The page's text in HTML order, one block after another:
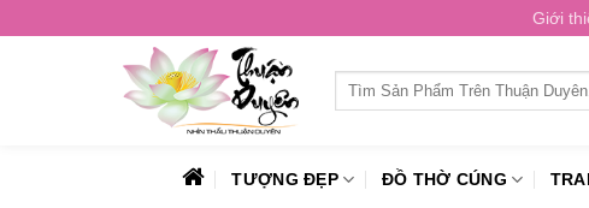
Giới
Tìm
TƯỢNG ĐẸP ĐỒ THỜ CÚNG